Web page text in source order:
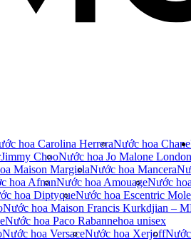
hoa Carolina HerreraNước hoa
Jimmy ChooNước hoa Jo Malone London
Maison MargielaNước hoa Mancera
hoa AfnanNước hoa AmouageNước
hoa DiptyqueNước hoa Escentric
Nước hoa Maison Francis Kurkdjian –
Nước hoa Paco Rabanne
Nước hoa VersaceNước hoa Xerjoff
hoa unisex